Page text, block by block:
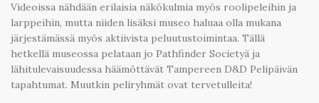
Videoissa nähdään erilaisia näkökulmia myös roolipeleihin ja
larppeihin, mutta niiden lisäksi museo haluaa olla mukana
järjestämässä myös aktiivista peluutustoimintaa. Tällä
hetkellä museossa pelataan jo Pathfinder Societyä ja
lähitulevaisuudessa häämöttävät Tampereen D&D Pelipäivän
tapahtumat. Muutkin peliryhmät ovat tervetulleita!